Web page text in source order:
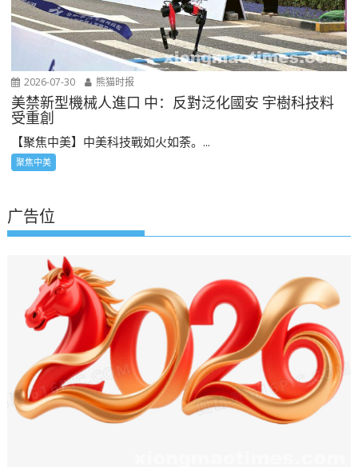
2026-07-30 熊猫时报
美禁新型機械人進口 中：反對泛化國安 宇樹科技料
受重創
【聚焦中美】中美科技戰如火如荼。...
聚焦中美
广告位